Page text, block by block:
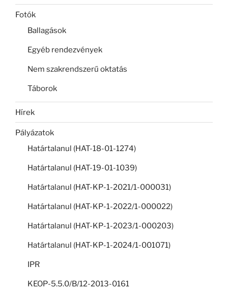
Fotók
Ballagások
Egyéb rendezvények
Nem szakrendszerű oktatás
Táborok
Hírek
Pályázatok
Határtalanul (HAT-18-01-1274)
Határtalanul (HAT-19-01-1039)
Határtalanul (HAT-KP-1-2021/1-000031)
Határtalanul (HAT-KP-1-2022/1-000022)
Határtalanul (HAT-KP-1-2023/1-000203)
Határtalanul (HAT-KP-1-2024/1-001071)
IPR
KEOP-5.5.0/B/12-2013-0161